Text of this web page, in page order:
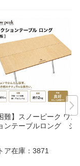
難】スノーピーク ワン
ンテーブルロング シ
ア在庫： 3871